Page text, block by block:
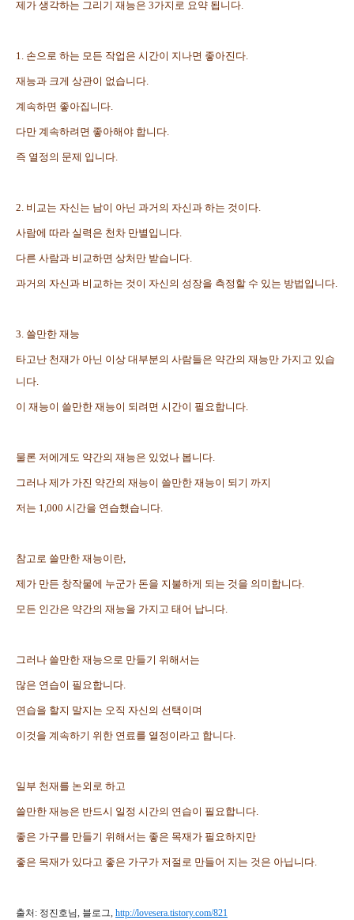
제가 생각하는 그리기 재능은 3가지로 요약 됩니다.
1. 손으로 하는 모든 작업은 시간이 지나면 좋아진다.
재능과 크게 상관이 없습니다.
계속하면 좋아집니다.
다만 계속하려면 좋아해야 합니다.
즉 열정의 문제 입니다.
2. 비교는 자신는 남이 아닌 과거의 자신과 하는 것이다.
사람에 따라 실력은 천차 만별입니다.
다른 사람과 비교하면 상처만 받습니다.
과거의 자신과 비교하는 것이 자신의 성장을 측정할 수 있는 방법입니다.
3. 쓸만한 재능
타고난 천재가 아닌 이상 대부분의 사람들은 약간의 재능만 가지고 있습
니다.
이 재능이 쓸만한 재능이 되려면 시간이 필요합니다.
물론 저에게도 약간의 재능은 있었나 봅니다.
그러나 제가 가진 약간의 재능이 쓸만한 재능이 되기 까지
저는 1,000 시간을 연습했습니다.
참고로 쓸만한 재능이란,
제가 만든 창작물에 누군가 돈을 지불하게 되는 것을 의미합니다.
모든 인간은 약간의 재능을 가지고 태어 납니다.
그러나 쓸만한 재능으로 만들기 위해서는
많은 연습이 필요합니다.
연습을 할지 말지는 오직 자신의 선택이며
이것을 계속하기 위한 연료를 열정이라고 합니다.
일부 천재를 논외로 하고
쓸만한 재능은 반드시 일정 시간의 연습이 필요합니다.
좋은 가구를 만들기 위해서는 좋은 목재가 필요하지만
좋은 목재가 있다고 좋은 가구가 저절로 만들어 지는 것은 아닙니다.
출처: 정진호님, 블로그, http://lovesera.tistory.com/821